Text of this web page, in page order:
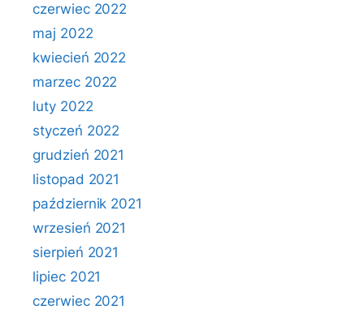
czerwiec 2022
maj 2022
kwiecień 2022
marzec 2022
luty 2022
styczeń 2022
grudzień 2021
listopad 2021
październik 2021
wrzesień 2021
sierpień 2021
lipiec 2021
czerwiec 2021